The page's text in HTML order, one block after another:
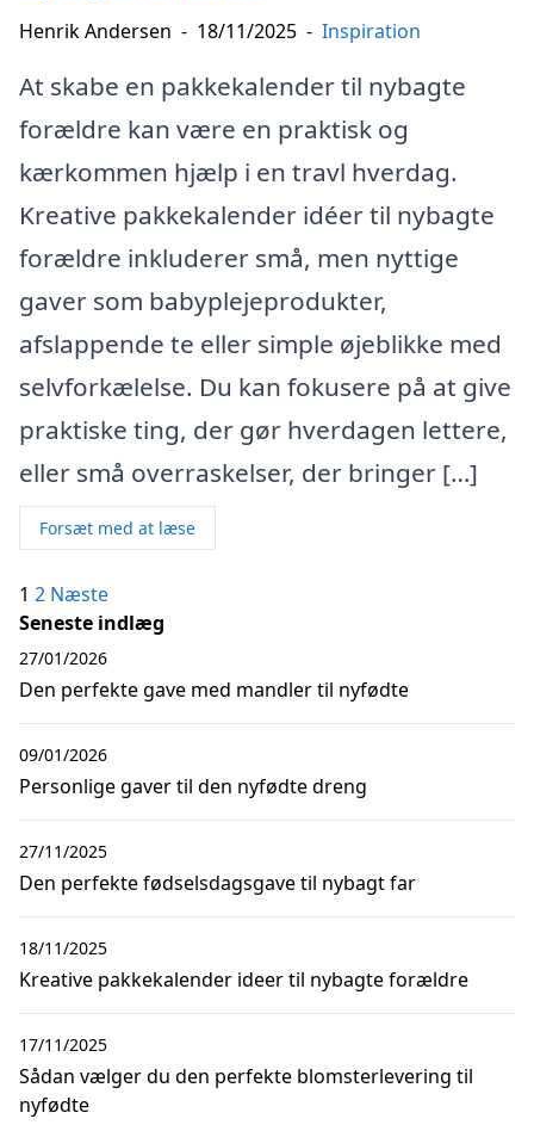
Henrik Andersen - 18/11/2025 - Inspiration
At skabe en pakkekalender til nybagte
forældre kan være en praktisk og
kærkommen hjælp i en travl hverdag.
Kreative pakkekalender idéer til nybagte
forældre inkluderer små, men nyttige
gaver som babyplejeprodukter,
afslappende te eller simple øjeblikke med
selvforkælelse. Du kan fokusere på at give
praktiske ting, der gør hverdagen lettere,
eller små overraskelser, der bringer […]
Forsæt med at læse
Indlægsinddeling
1 2 Næste
Seneste indlæg
Den perfekte gave med mandler til nyfødte
27/01/2026
Personlige gaver til den nyfødte dreng
09/01/2026
Den perfekte fødselsdagsgave til nybagt far
27/11/2025
Kreative pakkekalender ideer til nybagte forældre
18/11/2025
Sådan vælger du den perfekte blomsterlevering til
nyfødte
17/11/2025